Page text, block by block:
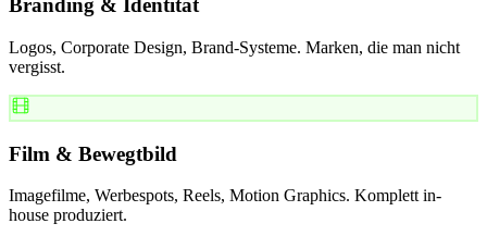
Branding & Identität
Logos, Corporate Design, Brand-Systeme. Marken, die man nicht
vergisst.
Film & Bewegtbild
Imagefilme, Werbespots, Reels, Motion Graphics. Komplett in-
house produziert.